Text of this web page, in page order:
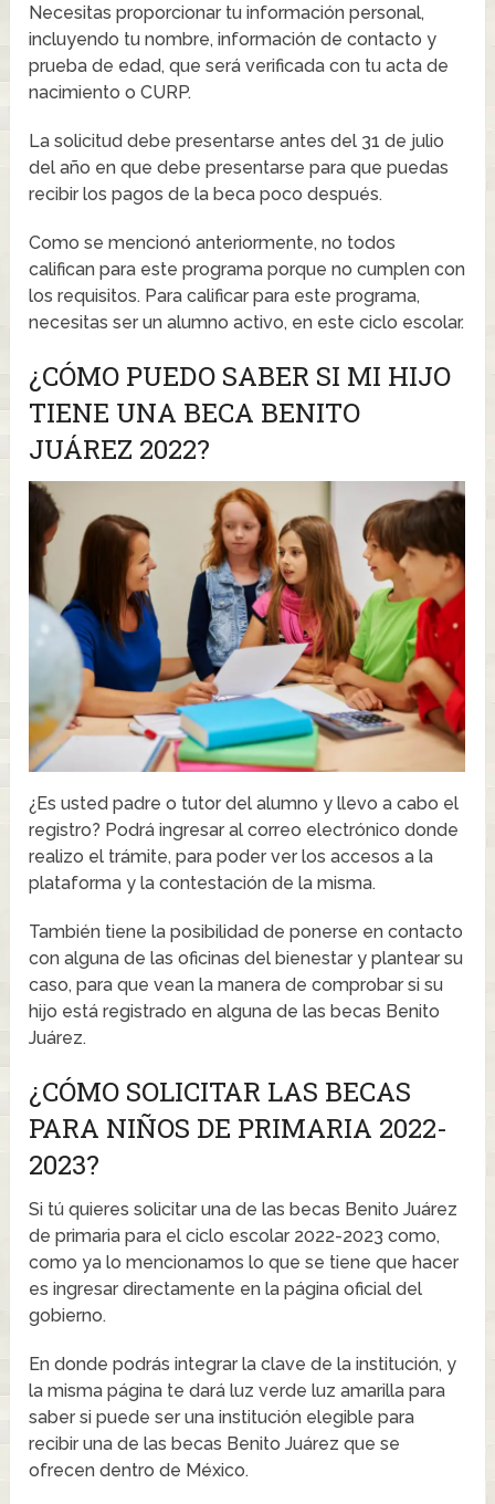
Necesitas proporcionar tu información personal,
incluyendo tu nombre, información de contacto y
prueba de edad, que será verificada con tu acta de
nacimiento o CURP.
La solicitud debe presentarse antes del 31 de julio
del año en que debe presentarse para que puedas
recibir los pagos de la beca poco después.
Como se mencionó anteriormente, no todos
califican para este programa porque no cumplen con
los requisitos. Para calificar para este programa,
necesitas ser un alumno activo, en este ciclo escolar.
¿CÓMO PUEDO SABER SI MI HIJO
TIENE UNA BECA BENITO
JUÁREZ 2022?
¿Es usted padre o tutor del alumno y llevo a cabo el
registro? Podrá ingresar al correo electrónico donde
realizo el trámite, para poder ver los accesos a la
plataforma y la contestación de la misma.
También tiene la posibilidad de ponerse en contacto
con alguna de las oficinas del bienestar y plantear su
caso, para que vean la manera de comprobar si su
hijo está registrado en alguna de las becas Benito
Juárez.
¿CÓMO SOLICITAR LAS BECAS
PARA NIÑOS DE PRIMARIA 2022-
2023?
Si tú quieres solicitar una de las becas Benito Juárez
de primaria para el ciclo escolar 2022-2023 como,
como ya lo mencionamos lo que se tiene que hacer
es ingresar directamente en la página oficial del
gobierno.
En donde podrás integrar la clave de la institución, y
la misma página te dará luz verde luz amarilla para
saber si puede ser una institución elegible para
recibir una de las becas Benito Juárez que se
ofrecen dentro de México.